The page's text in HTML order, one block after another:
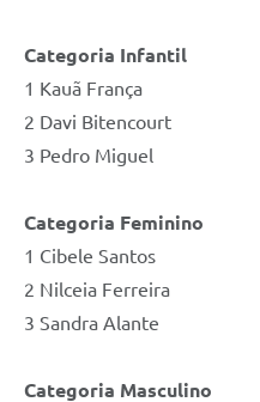
Categoria Infantil
1 Kauã França
2 Davi Bitencourt
3 Pedro Miguel
Categoria Feminino
1 Cibele Santos
2 Nilceia Ferreira
3 Sandra Alante
Categoria Masculino